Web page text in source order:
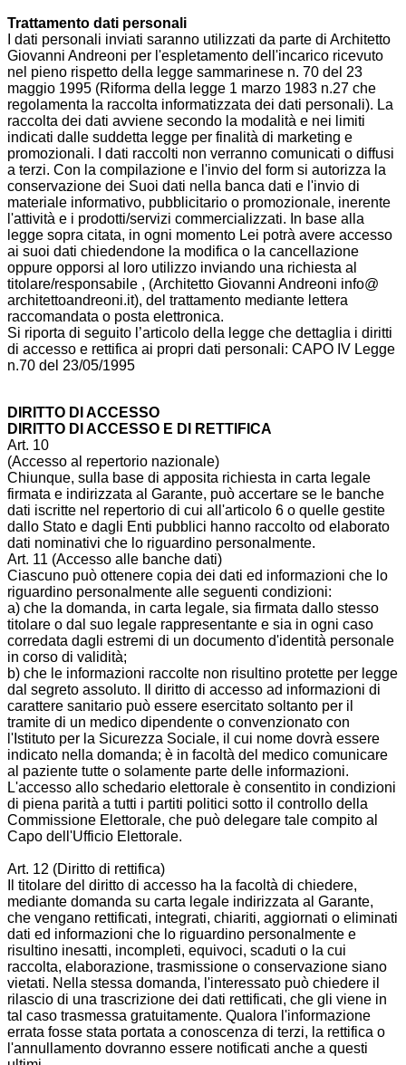
Trattamento dati personali
I dati personali inviati saranno utilizzati da parte di Architetto
Giovanni Andreoni per l'espletamento dell'incarico ricevuto
nel pieno rispetto della legge sammarinese n. 70 del 23
maggio 1995 (Riforma della legge 1 marzo 1983 n.27 che
regolamenta la raccolta informatizzata dei dati personali). La
raccolta dei dati avviene secondo la modalità e nei limiti
indicati dalle suddetta legge per finalità di marketing e
promozionali. I dati raccolti non verranno comunicati o diffusi
a terzi. Con la compilazione e l'invio del form si autorizza la
conservazione dei Suoi dati nella banca dati e l'invio di
materiale informativo, pubblicitario o promozionale, inerente
l'attività e i prodotti/servizi commercializzati. In base alla
legge sopra citata, in ogni momento Lei potrà avere accesso
ai suoi dati chiedendone la modifica o la cancellazione
oppure opporsi al loro utilizzo inviando una richiesta al
titolare/responsabile , (Architetto Giovanni Andreoni info@
architettoandreoni.it), del trattamento mediante lettera
raccomandata o posta elettronica.
Si riporta di seguito l’articolo della legge che dettaglia i diritti
di accesso e rettifica ai propri dati personali: CAPO IV Legge
n.70 del 23/05/1995
DIRITTO DI ACCESSO
DIRITTO DI ACCESSO E DI RETTIFICA
Art. 10
(Accesso al repertorio nazionale)
Chiunque, sulla base di apposita richiesta in carta legale
firmata e indirizzata al Garante, può accertare se le banche
dati iscritte nel repertorio di cui all'articolo 6 o quelle gestite
dallo Stato e dagli Enti pubblici hanno raccolto od elaborato
dati nominativi che lo riguardino personalmente.
Art. 11 (Accesso alle banche dati)
Ciascuno può ottenere copia dei dati ed informazioni che lo
riguardino personalmente alle seguenti condizioni:
a) che la domanda, in carta legale, sia firmata dallo stesso
titolare o dal suo legale rappresentante e sia in ogni caso
corredata dagli estremi di un documento d'identità personale
in corso di validità;
b) che le informazioni raccolte non risultino protette per legge
dal segreto assoluto. Il diritto di accesso ad informazioni di
carattere sanitario può essere esercitato soltanto per il
tramite di un medico dipendente o convenzionato con
l'Istituto per la Sicurezza Sociale, il cui nome dovrà essere
indicato nella domanda; è in facoltà del medico comunicare
al paziente tutte o solamente parte delle informazioni.
L'accesso allo schedario elettorale è consentito in condizioni
di piena parità a tutti i partiti politici sotto il controllo della
Commissione Elettorale, che può delegare tale compito al
Capo dell'Ufficio Elettorale.
Art. 12 (Diritto di rettifica)
Il titolare del diritto di accesso ha la facoltà di chiedere,
mediante domanda su carta legale indirizzata al Garante,
che vengano rettificati, integrati, chiariti, aggiornati o eliminati
dati ed informazioni che lo riguardino personalmente e
risultino inesatti, incompleti, equivoci, scaduti o la cui
raccolta, elaborazione, trasmissione o conservazione siano
vietati. Nella stessa domanda, l'interessato può chiedere il
rilascio di una trascrizione dei dati rettificati, che gli viene in
tal caso trasmessa gratuitamente. Qualora l'informazione
errata fosse stata portata a conoscenza di terzi, la rettifica o
l'annullamento dovranno essere notificati anche a questi